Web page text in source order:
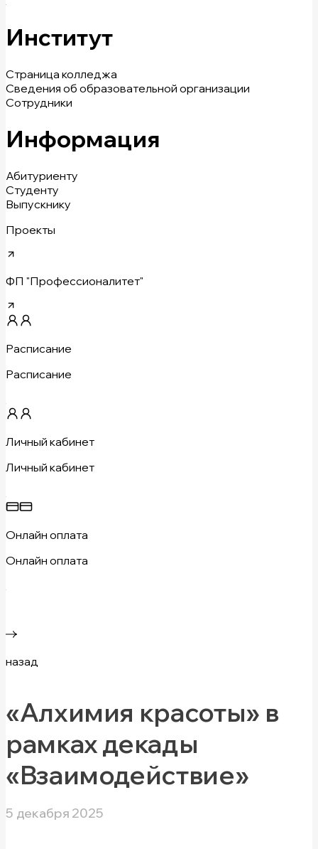
Институт
Страница колледжа
Сведения об образовательной организации
Сотрудники
Информация
Абитуриенту
Студенту
Выпускнику
Проекты
ФП "Профессионалитет"
Расписание
Расписание
Личный кабинет
Личный кабинет
Онлайн оплата
Онлайн оплата
назад
«Алхимия красоты» в
рамках декады
«Взаимодействие»
5 декабря 2025